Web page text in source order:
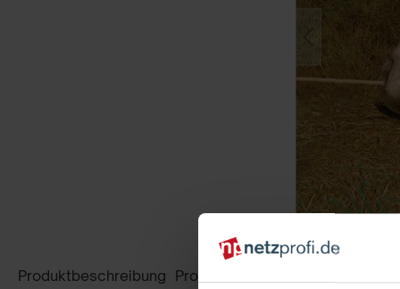
Produktbeschreibung Produktsicherheit